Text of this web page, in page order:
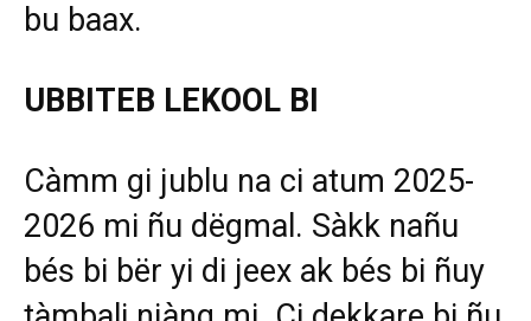
bu baax.
UBBITEB LEKOOL BI
Càmm gi jublu na ci atum 2025-
2026 mi ñu dëgmal. Sàkk nañu
bés bi bër yi di jeex ak bés bi ñuy